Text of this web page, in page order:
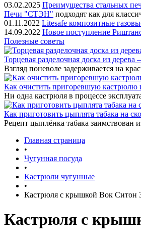
03.02.2025 Преимущества стальных
Печи "СТЭН" подходят как для
01.11.2022 Litesafe композитные
14.09.2022 Новое поступление
Полезные советы
Торцевая разделочная доска из
Взгляд поневоле задерживается на
Как очистить пригоревшую кастрюлю
Ни одна кастрюля в процессе
Как приготовить цыплята табака на
Рецепт цыплёнка табака заимствован
Главная страница
•
Чугунная посуда
•
Кастрюли чугунные
•
Кастрюля с крышкой Вок Ситон
Кастрюля с